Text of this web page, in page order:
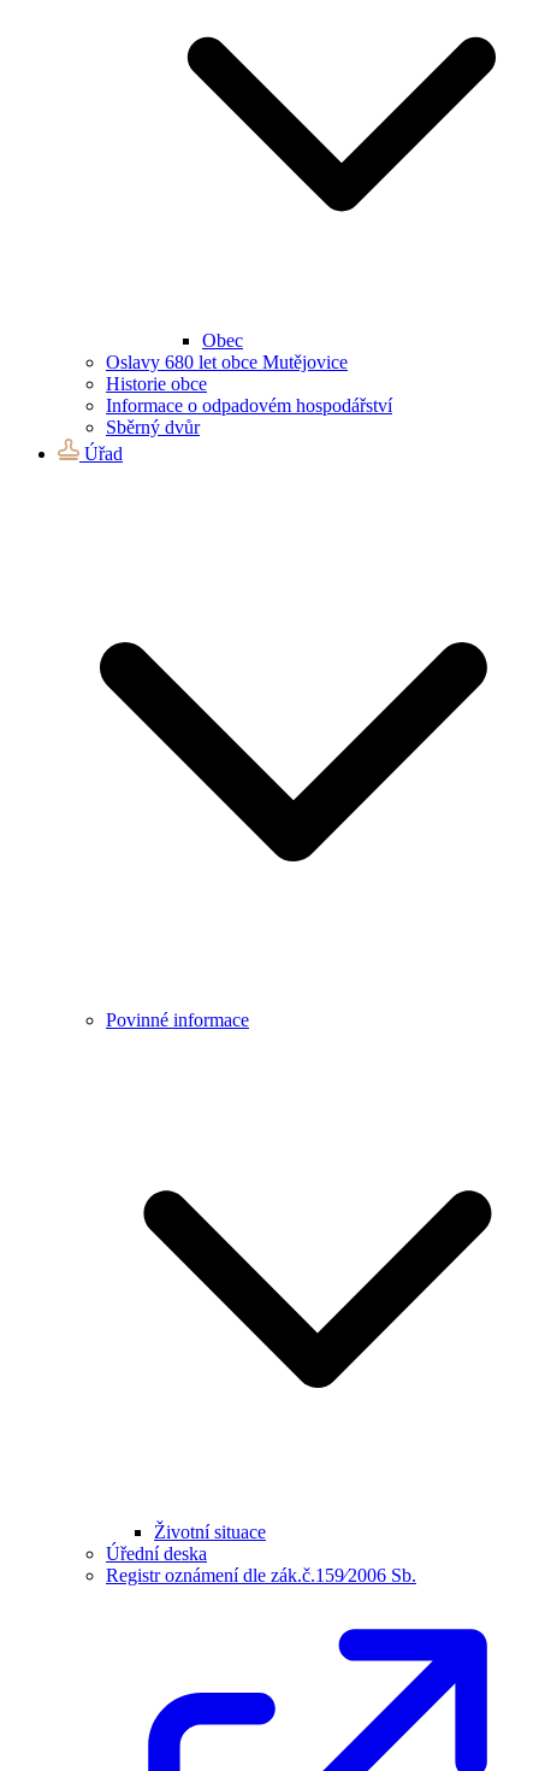
Obec
Oslavy 680 let obce Mutějovice
Historie obce
Informace o odpadovém hospodářství
Sběrný dvůr
Úřad
Povinné informace
Životní situace
Úřední deska
Registr oznámení dle zák.č.159⁄2006 Sb.